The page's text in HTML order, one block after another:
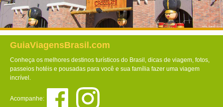
GuiaViagensBrasil.com
Conheça os melhores destinos turísticos do Brasil, dicas de viagem, fotos,
passeios hotéis e pousadas para você e sua família fazer uma viagem
incrível.
Acompanhe: